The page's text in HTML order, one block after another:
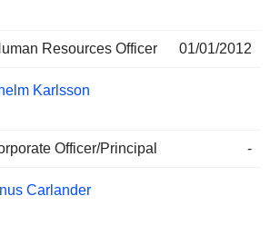
Resources Officer 01/01/2012
Karlsson
Officer/Principal -
Carlander